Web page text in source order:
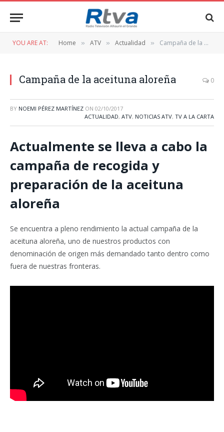
YOU ARE AT: Home » ATV » Actualidad » Campaña de la aceituna aloreña
Campaña de la aceituna aloreña 0
BY NOEMI PÉREZ MARTÍNEZ ON 02/10/2017
ACTUALIDAD, ATV, NOTICIAS ATV, TV A LA CARTA
Actualmente se lleva a cabo la
campaña de recogida y
preparación de la aceituna
aloreña
Se encuentra a pleno rendimiento la actual campaña de la
aceituna aloreña, uno de nuestros productos con
denominación de origen más demandado tanto dentro como
fuera de nuestras fronteras.